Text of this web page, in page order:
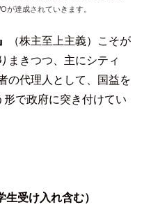
が達成されていきます。
（株主至上主義）こそが
まきつつ、主にシティ
の代理人として、国益を
形で政府に突き付けてい
受け入れ含む）